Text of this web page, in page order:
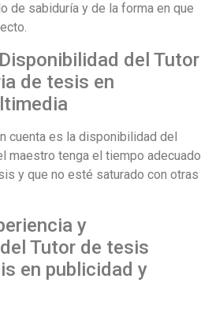
de sabiduría y de la forma en que
del Tutor
de tesis en
cuenta es la disponibilidad del
maestro tenga el tiempo adecuado
y que no esté saturado con otras
y
Tutor de tesis
en publicidad y